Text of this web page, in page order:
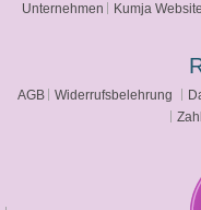
Unternehmen Kumja Website
AGB Widerrufsbelehrung